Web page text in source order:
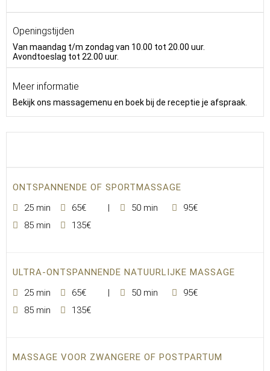
Openingstijden
Van maandag t/m zondag van 10.00 tot 20.00 uur.
Avondtoeslag tot 22.00 uur.
Meer informatie
Bekijk ons massagemenu en boek bij de receptie je afspraak.
ONTSPANNENDE OF SPORTMASSAGE
25 min
65€ 50 min
95€
85 min
135€
ULTRA-ONTSPANNENDE NATUURLIJKE MASSAGE
25 min
65€ 50 min
95€
85 min
135€
MASSAGE VOOR ZWANGERE OF POSTPARTUM